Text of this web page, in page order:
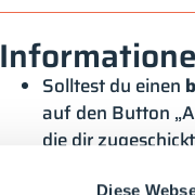
Diese
Solltest du einen
auf den Button
die dir